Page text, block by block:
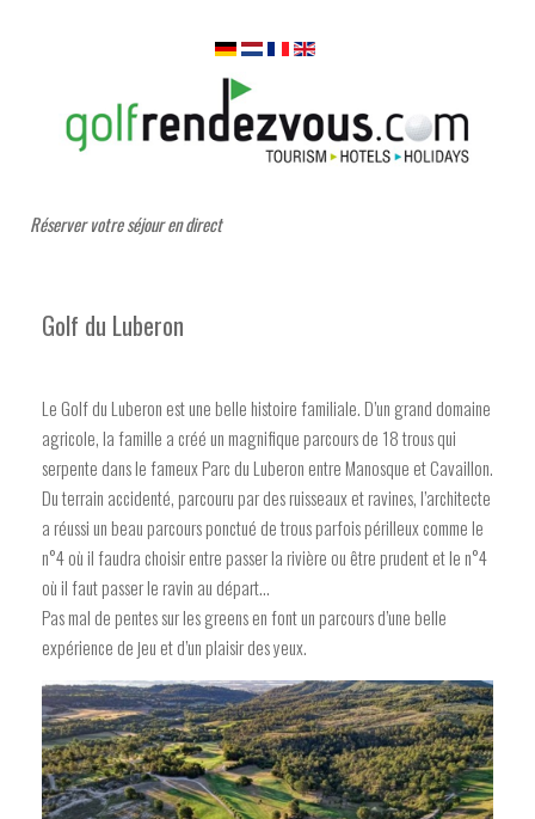
Réserver votre séjour en direct
Golf du Luberon
Le Golf du Luberon est une belle histoire familiale. D’un grand domaine
agricole, la famille a créé un magnifique parcours de 18 trous qui
serpente dans le fameux Parc du Luberon entre Manosque et Cavaillon.
Du terrain accidenté, parcouru par des ruisseaux et ravines, l’architecte
a réussi un beau parcours ponctué de trous parfois périlleux comme le
n°4 où il faudra choisir entre passer la rivière ou être prudent et le n°4
où il faut passer le ravin au départ…
Pas mal de pentes sur les greens en font un parcours d’une belle
expérience de jeu et d’un plaisir des yeux.